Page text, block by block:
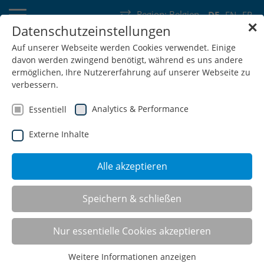
DE EN FR
Region: Belgien
Deutschland Schweiz Österreich Belgien Frankreich
Luxemburg Niederlande Wallonie
SHOP
Schranksysteme
✕
Datenschutzeinstellungen
Auf unserer Webseite werden Cookies verwendet. Einige
davon werden zwingend benötigt, während es uns andere
ermöglichen, Ihre Nutzererfahrung auf unserer Webseite zu
verbessern.
Essentiell Analytics & Performance
Externe Inhalte
Alle akzeptieren
Speichern & schließen
Nur essentielle Cookies akzeptieren
Weitere Informationen anzeigen